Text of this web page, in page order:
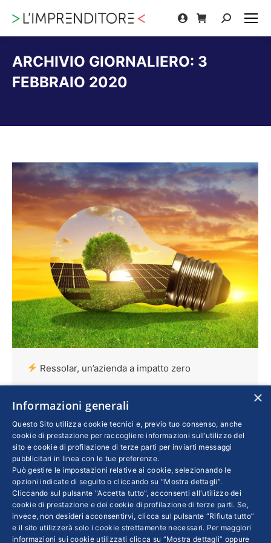
Cerca:
ARCHIVIO GIORNALIERO: 3
FEBBRAIO 2020
Ressolar, un’azienda a impatto zero
3 Febbraio 2020
Ultima tappa il 4 febbraio a Verona del
Roadshow organizzato da Piccola Industria
Confindustria in collaborazione con Audi.
Gianluigi Piccinini, presidente di Ressolar, Pmi
bergamasca da decenni attiva nel campo delle
energie rinnovabili, sarà testimonial
dell’evento. In questa intervista ci ha parlato
dell’importanza di diffondere in modo
×
Informazioni generali
Questo Sito utilizza cookie tecnici e, previo tuo consenso, anche
cookie di prestazione per raccogliere informazioni sull’utilizzo del
sito e cookie di profilazione di terze parti per inviarti messaggi
pubblicitari in linea con le tue preferenze.
Può gestire le impostazioni relative ai cookie, selezionando le
opzioni indicate di seguito o cliccando su “Mostra dettagli”.
Cliccando sul pulsante "Accetta tutto", acconsenti all'utilizzo dei
cookie di prestazione e dei cookie di profilazione di terze parti. Se,
invece, non desideri acconsentirvi, clicca sul pulsante “Rifiuta tutto”
e il sito utilizzerà solo i cookie strettamente necessari. Per maggiori
informazioni sui cookie utilizzati clicca su “Mostra dettagli” oppure